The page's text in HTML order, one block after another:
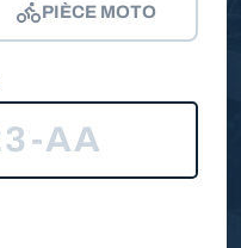
PIÈCE MOTO